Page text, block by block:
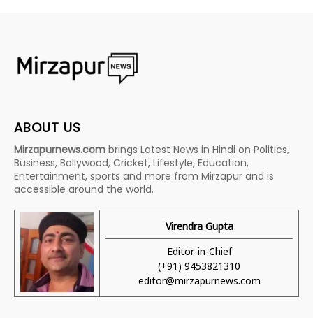
ABOUT US
Mirzapurnews.com brings Latest News in Hindi on Politics,
Business, Bollywood, Cricket, Lifestyle, Education,
Entertainment, sports and more from Mirzapur and is
accessible around the world.
Virendra Gupta
Editor-in-Chief
(+91) 9453821310
editor@mirzapurnews.com